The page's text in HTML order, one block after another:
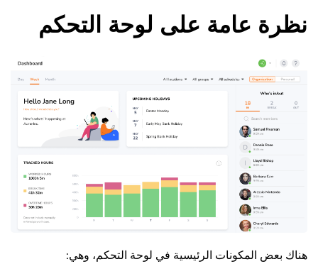
نظرة عامة على لوحة التحكم
هناك بعض المكونات الرئيسية في لوحة التحكم، وهي: